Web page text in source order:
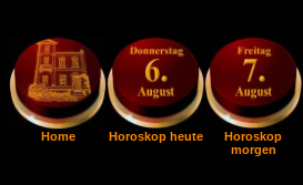
Home Horoskop heute
Horoskop
morgen